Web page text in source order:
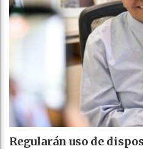
Regularán uso de